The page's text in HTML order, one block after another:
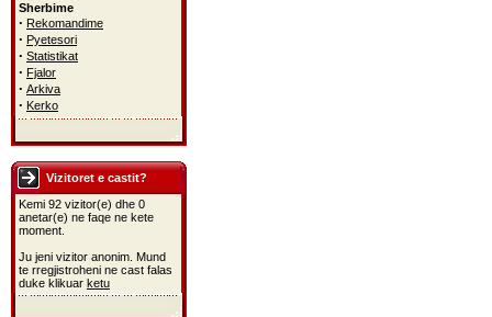
Sherbime
· Rekomandime
· Pyetesori
· Statistikat
· Fjalor
· Arkiva
· Kerko
Vizitoret e castit?
Kemi 92 vizitor(e) dhe 0
anetar(e) ne faqe ne kete
moment.
Ju jeni vizitor anonim. Mund
te rregjistroheni ne cast falas
duke klikuar ketu